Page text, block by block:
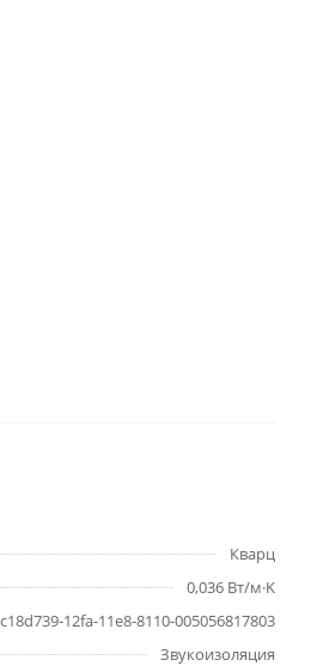
Кварц
0,036 Вт/м·K
12fa-11e8-8110-005056817803
Звукоизоляция